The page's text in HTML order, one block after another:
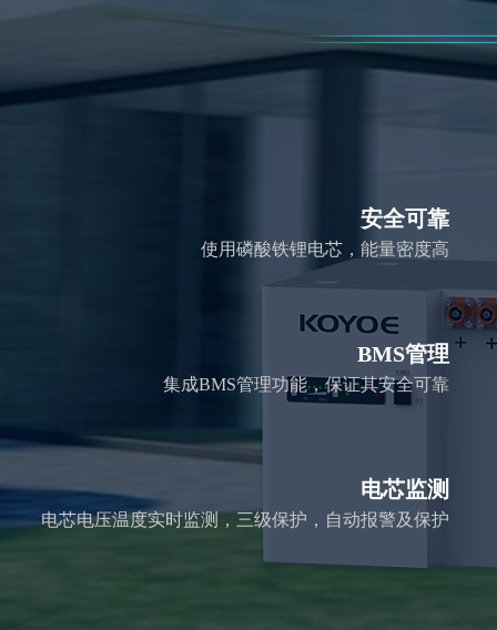
安全可靠
使用磷酸铁锂电芯，能量密度高
BMS管理
集成BMS管理功能，保证其安全可靠
电芯监测
电芯电压温度实时监测，三级保护，自动报警及保护